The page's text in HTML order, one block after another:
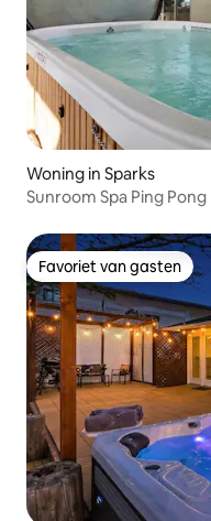
Woning in Sparks
Sunroom Spa Ping
Favoriet van gasten
Favoriet van gasten